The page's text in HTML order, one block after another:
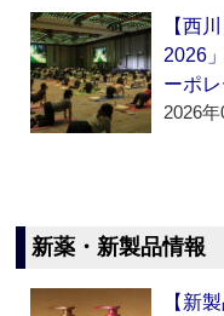
【西
2026
ーポ
2026
新薬・新製品情報
【新